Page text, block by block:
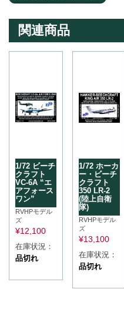
関連商品
1/72 ビーチ
クラフト
VC-6A “エ
アフォース
ワン”
RVHPモデル
ズ
¥12,100
在庫状況：
品切れ
1/72 ホーカ
ー・ビーチ
クラフト
350 LR-2
(陸上自衛
隊)
RVHPモデル
ズ
¥13,100
在庫状況：
品切れ